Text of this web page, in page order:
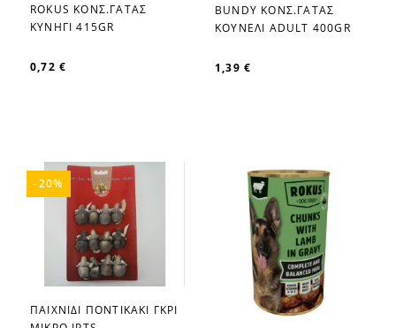
favorite_border
ROKUS ΚΟΝΣ.ΓΑΤΑΣ
ΚΥΝΗΓΙ 415GR
0,72 €
favorite_border
BUNDY ΚΟΝΣ.ΓΑΤΑΣ
ΚΟΥΝΕΛΙ ADULT 400GR
1,39 €
favorite_border
ΠΑΙΧΝΙΔΙ ΠΟΝΤΙΚΑΚΙ ΓΚΡΙ
-20%